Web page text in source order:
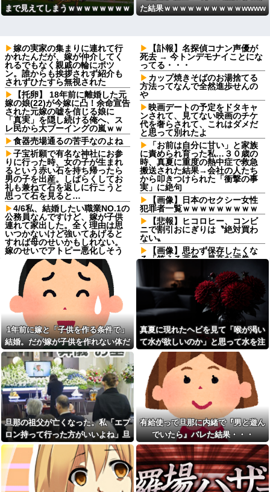
まで見えてしまうｗｗｗｗｗｗｗｗ
た結果ｗｗｗｗｗｗｗｗｗｗwwww
嫁の実家の集まりに連れて行
かれたんだが、嫁が仲介してく
れるでもなく親戚の輪にポツ
ン。誰からも挨拶されず紹介も
されずひたすら無視された
【托卵】 18年前に離婚した元
嫁の娘(22)が今嫁に凸！余命宣告
された元嫁の嘘を信じる娘に
「真実」を隠し続ける俺へ、ス
レ民から大ブーイングの嵐ｗｗ
食器売場通るの苦手なのよね
子宝祈願で有名な神社にお参
りに行った時、女の子が生まれ
るという赤い石を持ち帰ったら
男の子を出産。しばらくしてお
礼も兼ねて石を返しに行こうと
思って石を見ると…
4/6私、結婚したい職業NO.1の
公務員なんですけど、嫁が子供
連れて家出した。全く理由は思
いつかないけど強いてあげると
すれば母のせいかもしれない。
嫁のせいでアトピー悪化しそう
【復讐】 ある職業の人材を育
成する高校に通ってたんだが、
体力ないヤツはイジメられて全
寮制だから逃げ出すこともでき
なかった→あるイジっ子が自...
弟「エレベーターで知らない
女に蹴られた！」私「何した
の？」→事情を聞いた家族全員
が「それは自業自得」と呆れて
しまい…
実家を継いだのは自分だと次
男を追い出そうとした長男に次
男が「え、この家って継ぐほど
の何かがあったの？」と返し
た。すると…
年収1500万の父が退職。父
「退職金も渡したよな？」母
「貯金なんてないよー」父「全
部なくなったの！？」→予想外
の返事に家族騒然となり…
友人「この名前にしたい！」
夫「それ漫画のキャラだろ…」
→子供の名付けを巡って夫婦が
大揉めになり…
【訃報】名探偵コナン声優が
死去 → 今トンデモナイことにな
ってる・・・
カップ焼きそばのお湯捨てる
方法ってなんで全然進歩せんの
や
映画デートの予定をドタキャ
ンされて、見てない映画のチケ
代を奢らされて、これはダメだ
と思って別れたよ
「お前は自分に甘い」と家族
に責められ育った私…３０歳の
時、真夏に重度の熱中症で救急
搬送された結果→会社の人たち
から叩きつけられた「衝撃の事
実」に絶句
【画像】日本のセクシー女性
犯罪者一覧ｗｗｗｗｗｗｗｗｗ
【悲報】ヒコロヒー、コンビ
ニで割引おにぎりは〝絶対買わ
ない〟
【画像】思わず保存したくな
る「笑える画像・最高な画像」
貼っていけｗｗｗｗｗ他
【悲報】粗品、永久追放ｗｗ
ｗｗｗｗｗｗｗｗｗｗｗｗｗ
（証拠あり）
「お前は自分に甘い」と家族
に責められ育った私…３０歳の
時、真夏に重度の熱中症で救急
搬送された結果→会社の人たち
から叩きつけられた「衝撃の事
実」に絶句
【悲劇】嫁と駆け落ちしたけ
ど体調崩して元サヤ希望…そり
ゃないわwww
夕飯中、子(2歳半)がぐずった
ので気分転換にお風呂に入れて
出てきたら「皿を片付けてない
でしょ！義祖母が洗ったんだけ
ど！？なめてるの？バカにして
るの？」と言われた…
【あり？なし？】元彼との思
い出を、今の彼氏に捨てられ
た。でも別に彼を責めるつもり
はない。未練あると思われたら
イヤだしね。でも無くなってコ
1年前に嫁と「子供を作る条件で」
結婚。だが嫁が子供を作れない体だ
と知ったので離婚へ。
真夏に現れたヘビを見て「喉が渇い
て水が欲しいのか」と思って水を注
いだ。ヘビは夢中で飲んで姿を消
し…
旦那の祖父が亡くなった。私「エプ
ロン持って行った方がいいよね」旦
那「余計な出費すんな。そんなもん
買うなら今後一切金を出さねぇぞ」
私「えっ…」
有給使って旦那に内緒で『男と遊ん
でいたら』バレた結果・・・